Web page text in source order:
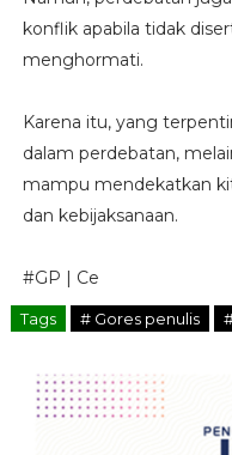
konflik apabila tidak
menghormati.
Karena itu, yang
dalam perdebatan,
mampu mendekatkan
dan kebijaksanaan.
#GP | Ce
Tags # Gores penulis